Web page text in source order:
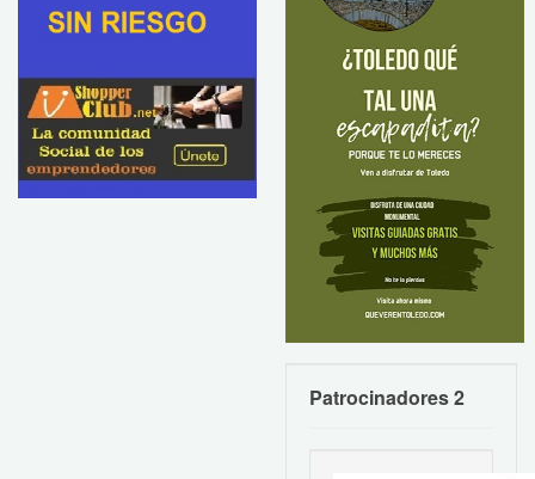
Patrocinadores 2